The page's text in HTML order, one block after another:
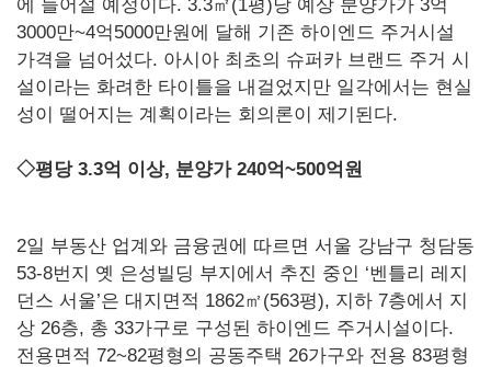
에 들어설 예정이다. 3.3㎡(1평)당 예상 분양가가 3억
3000만~4억5000만원에 달해 기존 하이엔드 주거시설
가격을 넘어섰다. 아시아 최초의 슈퍼카 브랜드 주거 시
설이라는 화려한 타이틀을 내걸었지만 일각에서는 현실
성이 떨어지는 계획이라는 회의론이 제기된다.
◇평당 3.3억 이상, 분양가 240억~500억원
2일 부동산 업계와 금융권에 따르면 서울 강남구 청담동
53-8번지 옛 은성빌딩 부지에서 추진 중인 ‘벤틀리 레지
던스 서울’은 대지면적 1862㎡(563평), 지하 7층에서 지
상 26층, 총 33가구로 구성된 하이엔드 주거시설이다.
전용면적 72~82평형의 공동주택 26가구와 전용 83평형